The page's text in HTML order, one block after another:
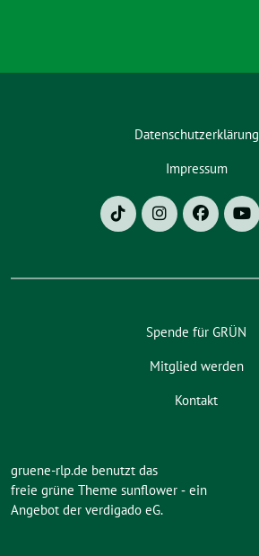
Datenschutzerklärung
Impressum
Spende für GRÜN
Mitglied werden
Kontakt
gruene-rlp.de benutzt das
freie grüne Theme sunflower ‐ ein
Angebot der verdigado eG.